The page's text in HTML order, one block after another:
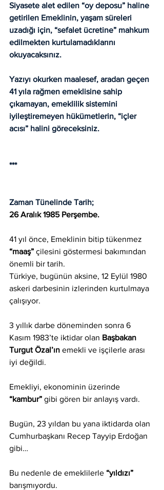
Siyasete alet edilen “oy deposu” haline
getirilen Emeklinin, yaşam süreleri
uzadığı için, “sefalet ücretine” mahkum
edilmekten kurtulamadıklarını
okuyacaksınız.
Yazıyı okurken maalesef, aradan geçen
41 yıla rağmen emeklisine sahip
çıkamayan, emeklilik sistemini
iyileştiremeyen hükümetlerin, “içler
acısı” halini göreceksiniz.
***
Zaman Tünelinde Tarih;
26 Aralık 1985 Perşembe.
41 yıl önce, Emeklinin bitip tükenmez
“maaş” çilesini göstermesi bakımından
önemli bir tarih.
Türkiye, bugünün aksine, 12 Eylül 1980
askeri darbesinin izlerinden kurtulmaya
çalışıyor.
3 yıllık darbe döneminden sonra 6
Kasım 1983’te iktidar olan Başbakan
Turgut Özal’ın emekli ve işçilerle arası
iyi değildi.
Emekliyi, ekonominin üzerinde
“kambur” gibi gören bir anlayış vardı.
Bugün, 23 yıldan bu yana iktidarda olan
Cumhurbaşkanı Recep Tayyip Erdoğan
gibi…
Bu nedenle de emeklilerle “yıldızı”
barışmıyordu.